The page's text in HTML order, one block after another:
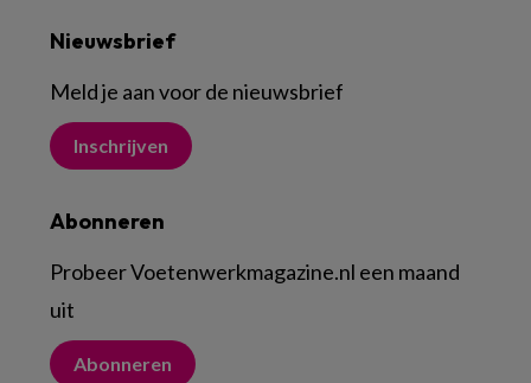
Nieuwsbrief
Meld je aan voor de nieuwsbrief
Inschrijven
Abonneren
Probeer Voetenwerkmagazine.nl een maand
uit
Abonneren